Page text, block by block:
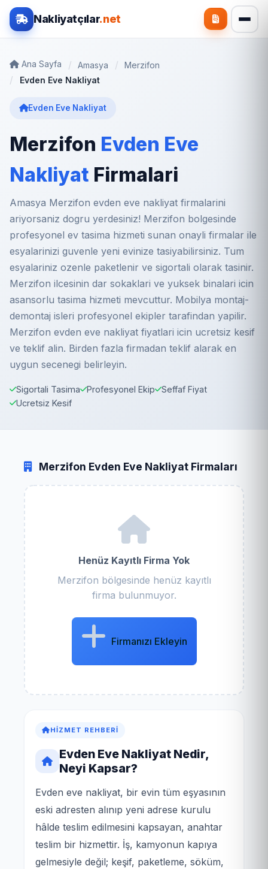
Nakliyatçılar.net
Ana Sayfa Amasya
Merzifon
Evden Eve Nakliyat
Evden Eve Nakliyat
Merzifon Evden Eve
Nakliyat Firmalari
Amasya Merzifon evden eve nakliyat firmalarini
ariyorsaniz dogru yerdesiniz! Merzifon bolgesinde
profesyonel ev tasima hizmeti sunan onayli firmalar ile
esyalarinizi guvenle yeni evinize tasiyabilirsiniz. Tum
esyalariniz ozenle paketlenir ve sigortali olarak tasinir.
Merzifon ilcesinin dar sokaklari ve yuksek binalari icin
asansorlu tasima hizmeti mevcuttur. Mobilya montaj-
demontaj isleri profesyonel ekipler tarafindan yapilir.
Merzifon evden eve nakliyat fiyatlari icin ucretsiz kesif
ve teklif alin. Birden fazla firmadan teklif alarak en
uygun secenegi belirleyin.
Sigortali Tasima Profesyonel Ekip
Seffaf Fiyat
Ucretsiz Kesif
Merzifon Evden Eve Nakliyat Firmaları
Henüz Kayıtlı Firma Yok
Merzifon bölgesinde henüz kayıtlı
firma bulunmuyor.
Firmanızı Ekleyin
HIZMET REHBERI
Evden Eve Nakliyat Nedir,
Neyi Kapsar?
Evden eve nakliyat, bir evin tüm eşyasının
eski adresten alınıp yeni adrese kurulu
hâlde teslim edilmesini kapsayan, anahtar
teslim bir hizmettir. İş, kamyonun kapıya
gelmesiyle değil; keşif, paketleme, söküm,